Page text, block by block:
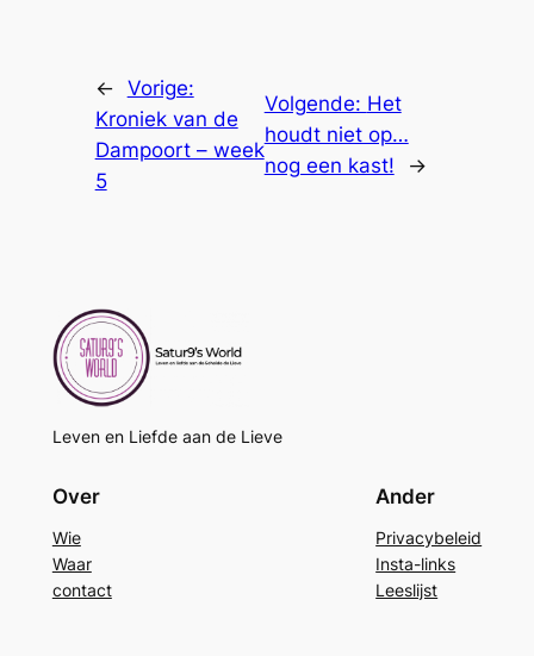
← Vorige:
Kroniek van de
Dampoort – week
5
Volgende: Het
houdt niet op…
nog een kast!
→
Leven en Liefde aan de Lieve
Over
Wie
Waar
contact
Ander
Privacybeleid
Insta-links
Leeslijst